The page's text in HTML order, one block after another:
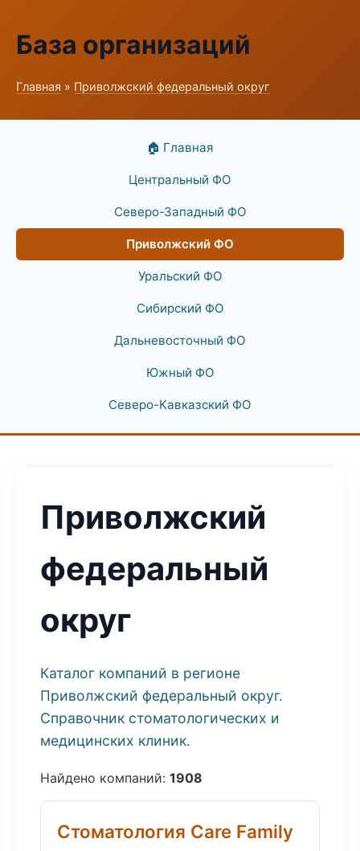
База организаций
Главная » Приволжский федеральный округ
🏠 Главная
Центральный ФО
Северо-Западный ФО
Приволжский ФО
Уральский ФО
Сибирский ФО
Дальневосточный ФО
Южный ФО
Северо-Кавказский ФО
Приволжский
федеральный
округ
Каталог компаний в регионе
Приволжский федеральный округ.
Справочник стоматологических и
медицинских клиник.
Найдено компаний: 1908
Стоматология Care Family